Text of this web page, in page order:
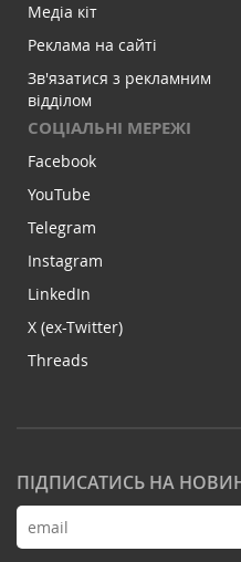
Медіа кіт
Реклама на сайті
Зв'язатися з рекламним
відділом
СОЦІАЛЬНІ МЕРЕЖІ
Facebook
YouTube
Telegram
Instagram
LinkedIn
X (ex-Twitter)
Threads
ПІДПИСАТИСЬ НА